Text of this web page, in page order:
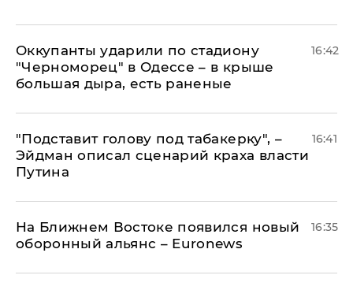
Оккупанты ударили по стадиону
"Черноморец" в Одессе – в крыше
большая дыра, есть раненые
16:42
​"Подставит голову под табакерку", –
Эйдман описал сценарий краха власти
Путина
16:41
На Ближнем Востоке появился новый
оборонный альянс – Euronews
16:35